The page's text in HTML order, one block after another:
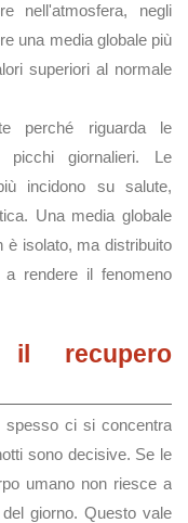
nell'atmosfera, negli
una media globale più
superiori al normale
perché riguarda le
giornalieri. Le
incidono su salute,
Una media globale
è isolato, ma distribuito
rendere il fenomeno
recupero
spesso ci si concentra
sono decisive. Se le
umano non riesce a
giorno. Questo vale